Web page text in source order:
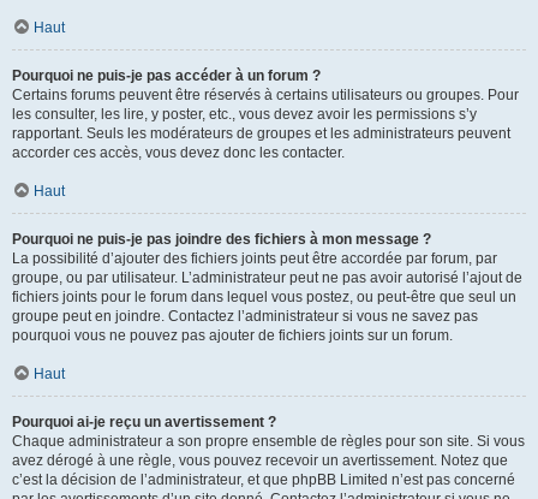
Haut
Pourquoi ne puis-je pas accéder à un forum ?
Certains forums peuvent être réservés à certains utilisateurs ou groupes. Pour
les consulter, les lire, y poster, etc., vous devez avoir les permissions s’y
rapportant. Seuls les modérateurs de groupes et les administrateurs peuvent
accorder ces accès, vous devez donc les contacter.
Haut
Pourquoi ne puis-je pas joindre des fichiers à mon message ?
La possibilité d’ajouter des fichiers joints peut être accordée par forum, par
groupe, ou par utilisateur. L’administrateur peut ne pas avoir autorisé l’ajout de
fichiers joints pour le forum dans lequel vous postez, ou peut-être que seul un
groupe peut en joindre. Contactez l’administrateur si vous ne savez pas
pourquoi vous ne pouvez pas ajouter de fichiers joints sur un forum.
Haut
Pourquoi ai-je reçu un avertissement ?
Chaque administrateur a son propre ensemble de règles pour son site. Si vous
avez dérogé à une règle, vous pouvez recevoir un avertissement. Notez que
c’est la décision de l’administrateur, et que phpBB Limited n’est pas concerné